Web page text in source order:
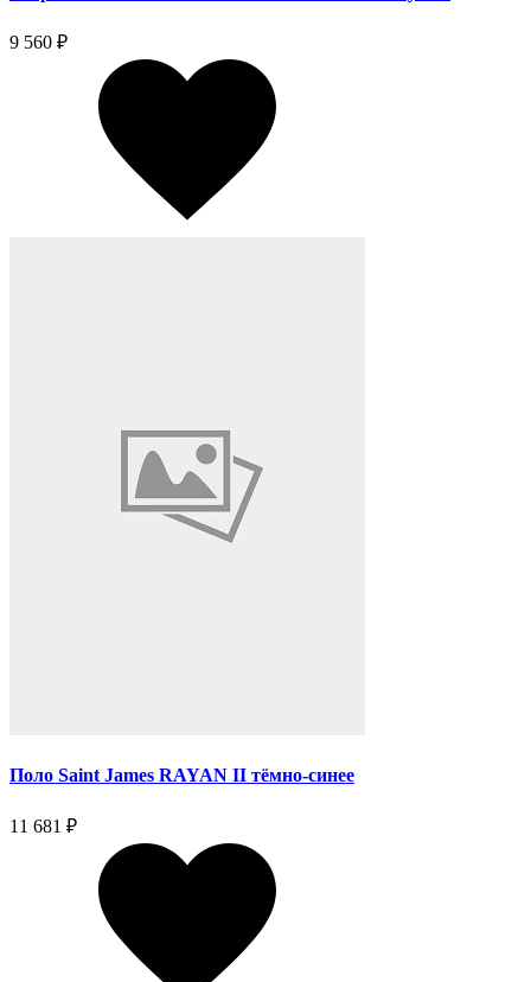
9 560 ₽
Поло Saint James RAYAN II тёмно-синее
11 681 ₽